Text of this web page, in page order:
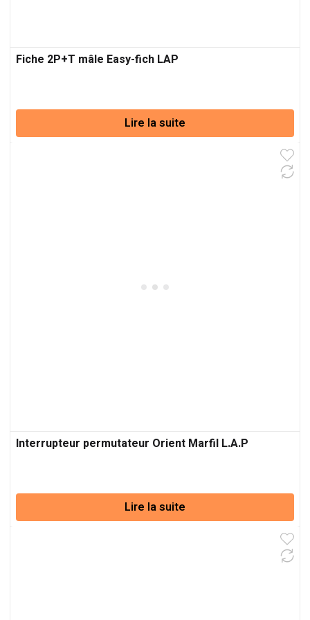
Fiche 2P+T mâle Easy-fich LAP
Lire la suite
Interrupteur permutateur Orient Marfil L.A.P
Lire la suite